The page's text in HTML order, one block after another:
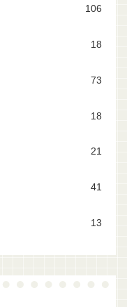
106
18
73
18
21
41
13